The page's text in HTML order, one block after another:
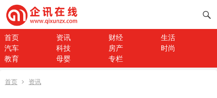
首页 资讯 财经
生活
汽车
科技 房产
时尚
教育
母婴 专栏
首页 资讯